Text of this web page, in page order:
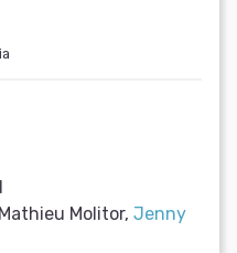
Molitor, Jenny